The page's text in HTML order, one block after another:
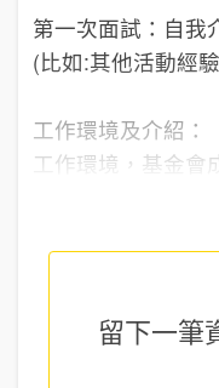
第一次面試：自我
(比如:其他活動經
工作環境及介紹：
工作環境，基金會
留下一筆